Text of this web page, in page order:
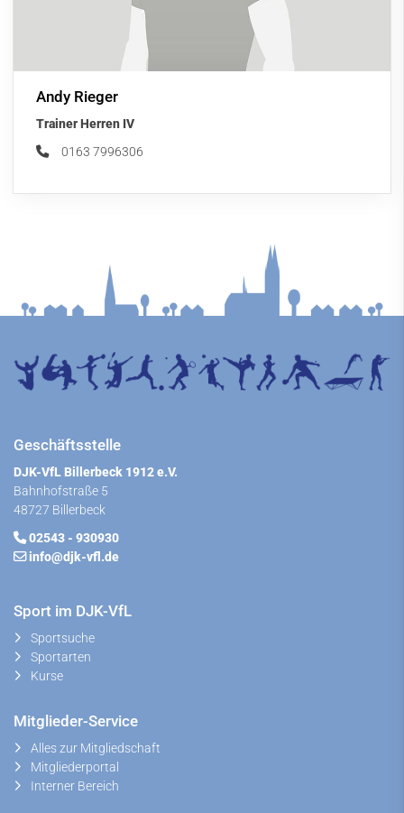
Andy Rieger
Trainer Herren IV
0163 7996306
Geschäftsstelle
DJK-VfL Billerbeck 1912 e.V.
Bahnhofstraße 5
48727 Billerbeck
02543 - 930930
info@djk-vfl.de
Sport im DJK-VfL
Sportsuche
Sportarten
Kurse
Mitglieder-Service
Alles zur Mitgliedschaft
Mitgliederportal
Interner Bereich